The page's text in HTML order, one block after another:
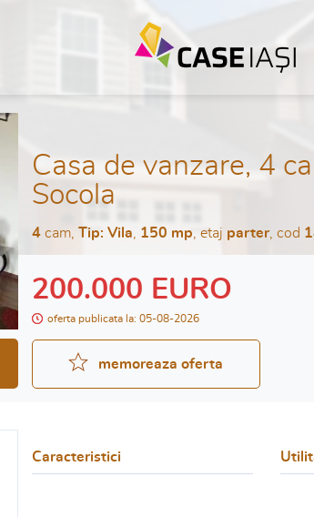
Casa de vanzare, 4
Socola
4 cam, Tip: Vila 150 mp , etaj parter, cod
200.000 EURO
oferta publicata la: 05-08-2026
memoreaza oferta
Caracteristici